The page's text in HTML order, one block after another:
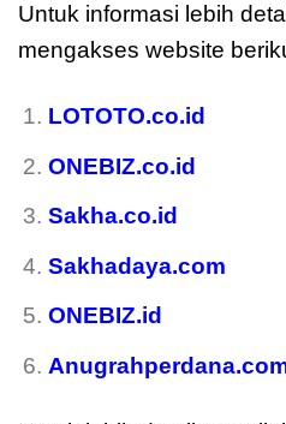
Untuk informasi lebih
mengakses website
LOTOTO.co.id
ONEBIZ.co.id
Sakha.co.id
Sakhadaya.com
ONEBIZ.id